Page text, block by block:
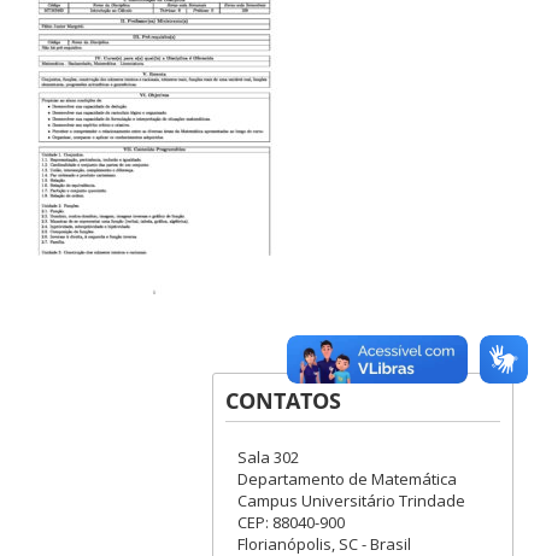
CONTATOS
Sala 302
Departamento de Matemática
Campus Universitário Trindade
CEP: 88040-900
Florianópolis, SC - Brasil